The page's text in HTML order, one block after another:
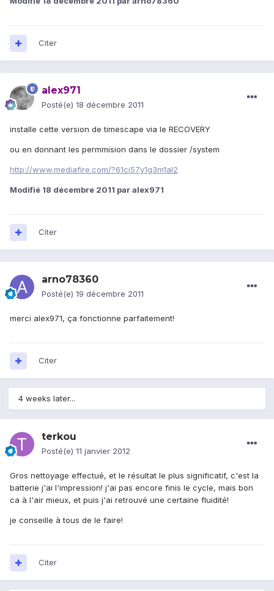
Citer
alex971
Posté(e) 18 décembre 2011
installe cette version de timescape via le RECOVERY
ou en donnant les permmision dans le dossier /system
http://www.mediafire.com/?61ci57y1g3m1al2
Modifié 18 décembre 2011 par alex971
Citer
arno78360
Posté(e) 19 décembre 2011
merci alex971, ça fonctionne parfaitement!
Citer
4 weeks later...
terkou
Posté(e) 11 janvier 2012
Gros nettoyage effectué, et le résultat le plus significatif, c'est la
batterie j'ai l'impression! j'ai pas encore finis le cycle, mais bon
ca à l'air mieux, et puis j'ai retrouvé une certaine fluidité!
je conseille à tous de le faire!
Citer